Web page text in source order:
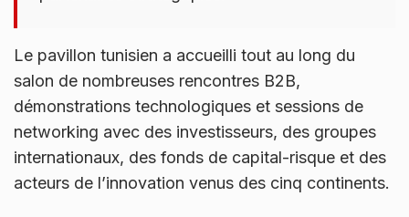
Le pavillon tunisien a accueilli tout au long du
salon de nombreuses rencontres B2B,
démonstrations technologiques et sessions de
networking avec des investisseurs, des groupes
internationaux, des fonds de capital-risque et des
acteurs de l’innovation venus des cinq continents.